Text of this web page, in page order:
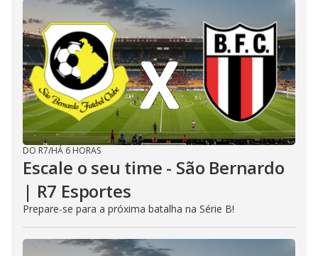
DO R7/HÁ 6 HORAS
Escale o seu time - São Bernardo
| R7 Esportes
Prepare-se para a próxima batalha na Série B!